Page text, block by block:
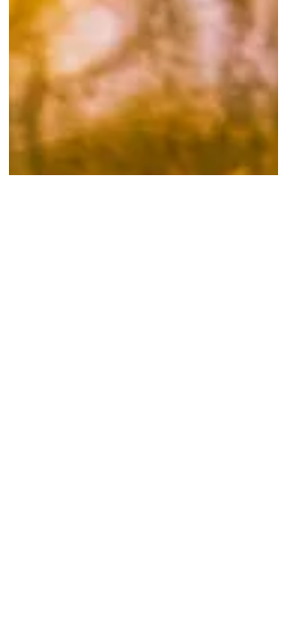
тягнемо за собою щодня? Що відбирає
нашу увагу? Що насправді керує нами?